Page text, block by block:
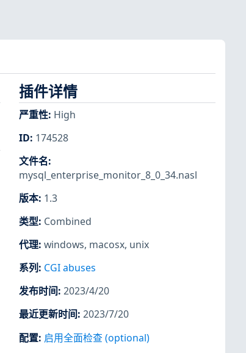
插件详情
严重性: High
ID: 174528
文件名:
mysql_enterprise_monitor_8_0_34.nasl
版本: 1.3
类型: Combined
代理: windows, macosx, unix
系列 : CGI abuses
发布时间: 2023/4/20
最近更新时间: 2023/7/20
配置: 启用全面检查 (optional)